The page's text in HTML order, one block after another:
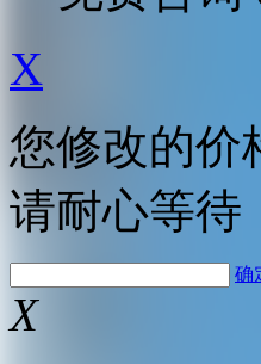
X
您修改的价
请耐心等待
确
X